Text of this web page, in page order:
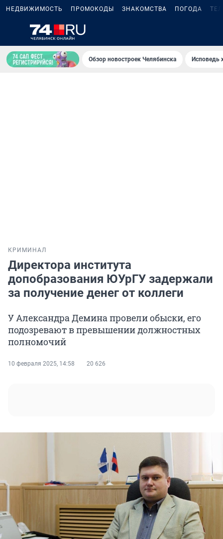
НЕДВИЖИМОСТЬ ПРОМОКОДЫ ЗНАКОМСТВА ПОГОДА
Обзор новостроек Челябинска Исповедь
КРИМИНАЛ
Директора института
допобразования ЮУрГУ задержали
за получение денег от коллеги
У Александра Демина провели обыски, его
подозревают в превышении должностных
полномочий
10 февраля 2025, 14:58 20 626